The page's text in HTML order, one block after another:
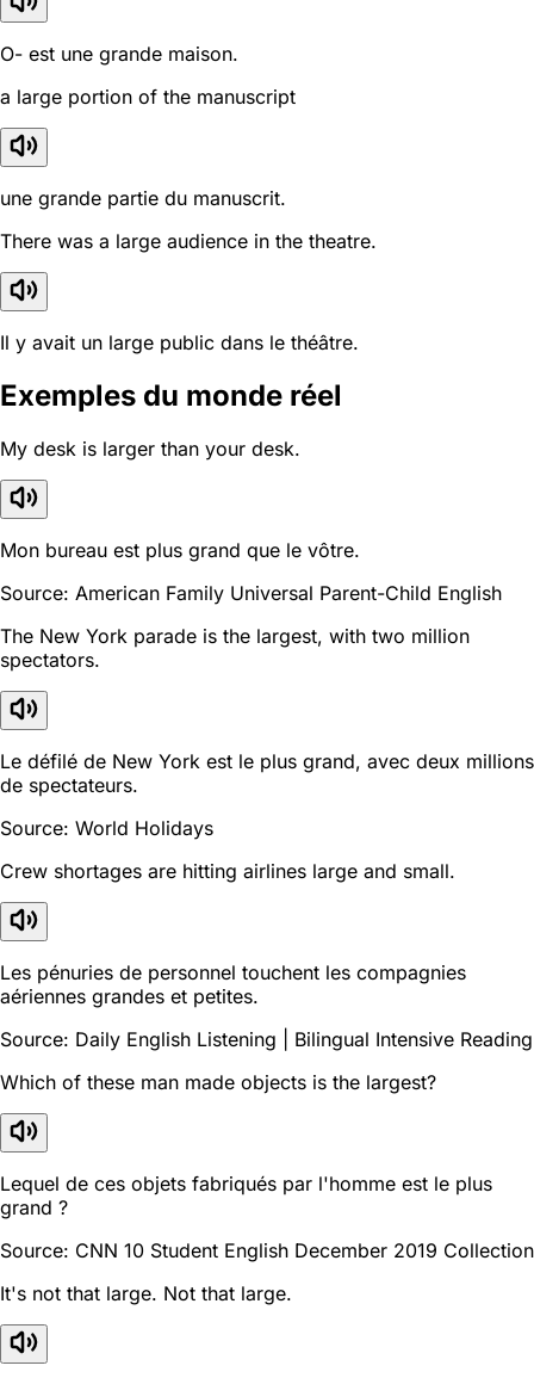
O- est une grande maison.
a large portion of the manuscript
une grande partie du manuscrit.
There was a large audience in the theatre.
Il y avait un large public dans le théâtre.
Exemples du monde réel
My desk is larger than your desk.
Mon bureau est plus grand que le vôtre.
Source: American Family Universal Parent-Child English
The New York parade is the largest, with two million
spectators.
Le défilé de New York est le plus grand, avec deux millions
de spectateurs.
Source: World Holidays
Crew shortages are hitting airlines large and small.
Les pénuries de personnel touchent les compagnies
aériennes grandes et petites.
Source: Daily English Listening | Bilingual Intensive Reading
Which of these man made objects is the largest?
Lequel de ces objets fabriqués par l'homme est le plus
grand ?
Source: CNN 10 Student English December 2019 Collection
It's not that large. Not that large.